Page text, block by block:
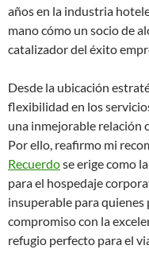
años en la industria
mano cómo un socio de
catalizador del éxito
Desde la ubicación
flexibilidad en los
una inmejorable relación
Por ello, reafirmo mi
Recuerdose erige como
para el hospedaje
insuperable para quienes
compromiso con la
refugio perfecto para el